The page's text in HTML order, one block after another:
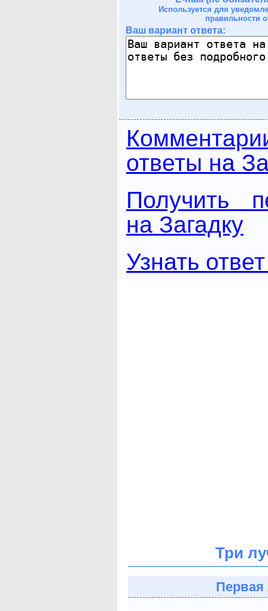
Используется для
правильности
Ваш вариант ответа:
ответы на
Получить
на Загадку
Узнать
Три
Первая